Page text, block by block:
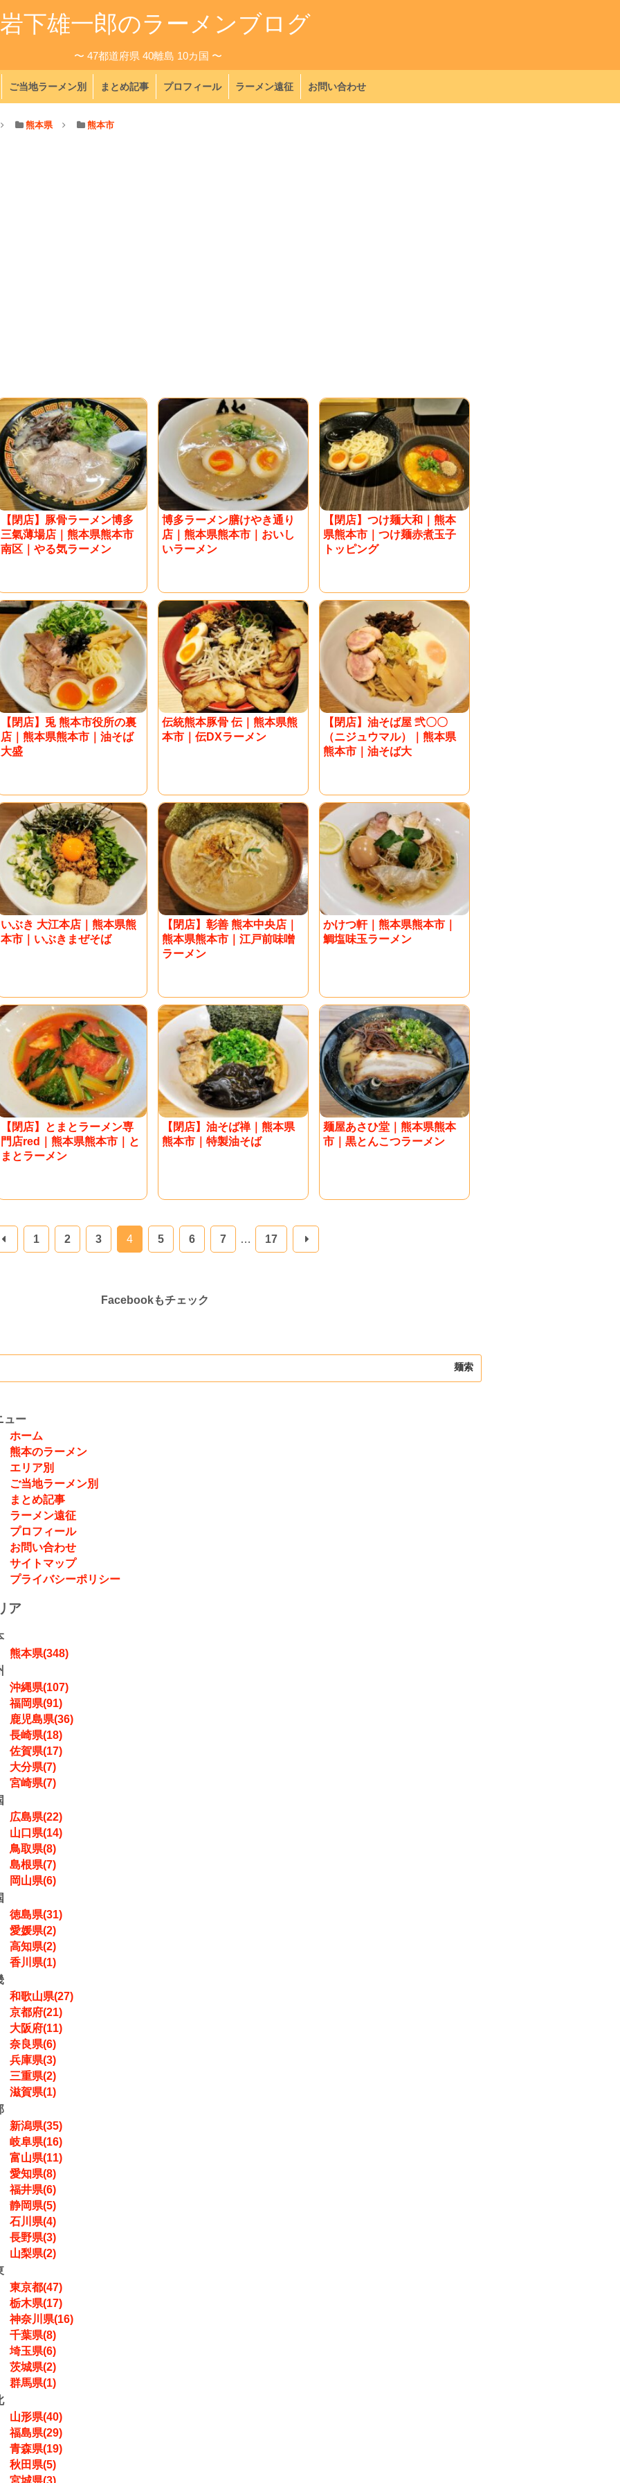
岩下雄一郎のラーメンブログ
〜 47都道府県 40離島 10カ国 〜
ご当地ラーメン別 まとめ記事 プロフィール ラーメン遠征 お問い合わせ
熊本県 熊本市
【閉店】豚骨ラーメン博多
三氣薄場店｜熊本県熊本市
南区｜やる気ラーメン
博多ラーメン膳けやき通り
店｜熊本県熊本市｜おいし
いラーメン
【閉店】つけ麺大和｜熊本
県熊本市｜つけ麺赤煮玉子
トッピング
【閉店】兎 熊本市役所の裏
店｜熊本県熊本市｜油そば
大盛
伝統熊本豚骨 伝｜熊本県熊
本市｜伝DXラーメン
【閉店】油そば屋 弐〇〇
（ニジュウマル）｜熊本県
熊本市｜油そば大
いぶき 大江本店｜熊本県熊
本市｜いぶきまぜそば
【閉店】彰善 熊本中央店｜
熊本県熊本市｜江戸前味噌
ラーメン
かけつ軒｜熊本県熊本市｜
鯛塩味玉ラーメン
【閉店】とまとラーメン専
門店red｜熊本県熊本市｜と
まとラーメン
【閉店】油そば禅｜熊本県
熊本市｜特製油そば
麺屋あさひ堂｜熊本県熊本
市｜黒とんこつラーメン
1 2 3 4 5 6 7 … 17
Facebookもチェック
ュー
ホーム
熊本のラーメン
エリア別
ご当地ラーメン別
まとめ記事
ラーメン遠征
プロフィール
お問い合わせ
サイトマップ
プライバシーポリシー
ア
熊本県(348)
沖縄県(107)
福岡県(91)
鹿児島県(36)
長崎県(18)
佐賀県(17)
大分県(7)
宮崎県(7)
広島県(22)
山口県(14)
鳥取県(8)
島根県(7)
岡山県(6)
徳島県(31)
愛媛県(2)
高知県(2)
香川県(1)
和歌山県(27)
京都府(21)
大阪府(11)
奈良県(6)
兵庫県(3)
三重県(2)
滋賀県(1)
新潟県(35)
岐阜県(16)
富山県(11)
愛知県(8)
福井県(6)
静岡県(5)
石川県(4)
長野県(3)
山梨県(2)
東京都(47)
栃木県(17)
神奈川県(16)
千葉県(8)
埼玉県(6)
茨城県(2)
群馬県(1)
山形県(40)
福島県(29)
青森県(19)
秋田県(5)
宮城県(3)